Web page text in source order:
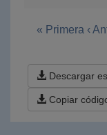
« Primera ‹
Descargar
Copiar